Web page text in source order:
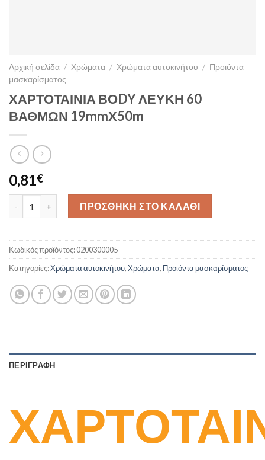
Αρχική σελίδα / Χρώματα / Χρώματα αυτοκινήτου / Προιόντα
μασκαρίσματος
ΧΑΡΤΟΤΑΙΝΙΑ ΒΟDY ΛΕΥΚΗ 60
ΒΑΘΜΩΝ 19mmΧ50m
0,81€
ΧΑΡΤΟΤΑΙΝΙΑ ΒΟDY ΛΕΥΚΗ 60 ΒΑΘΜΩΝ 19mmΧ50m ποσότητα
ΠΡΟΣΘΗΚΗ ΣΤΟ ΚΑΛΑΘΙ
Κωδικός προϊόντος:0200300005
Κατηγορίες:Χρώματα αυτοκινήτου,Χρώματα, Προιόντα μασκαρίσματος
ΠΕΡΙΓΡΑΦΗ